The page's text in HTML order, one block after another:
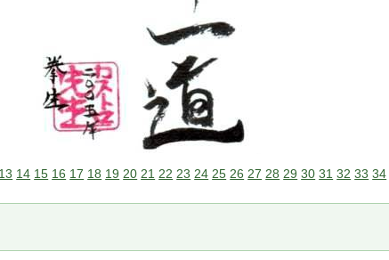
13 14 15 16 17 18 19 20 21 22 23 24 25 26 27 28 29 30 31 32 33 34